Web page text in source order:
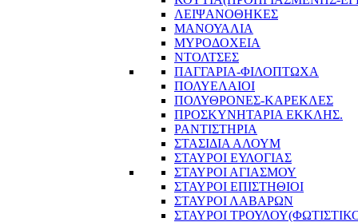
ΛΕΙΨΑΝΟΘΗΚΕΣ
ΜΑΝΟΥΑΛΙΑ
ΜΥΡΟΔΟΧΕΙΑ
ΝΤΟΛΤΣΕΣ
ΠΑΓΓΑΡΙΑ-ΦΙΛΟΠΤΩΧΑ
ΠΟΛΥΕΛΑΙΟΙ
ΠΟΛΥΘΡΟΝΕΣ-ΚΑΡΕΚΛΕΣ
ΠΡΟΣΚΥΝΗΤΑΡΙΑ ΕΚΚΛΗΣ.
ΡΑΝΤΙΣΤΗΡΙΑ
ΣΤΑΣΙΔΙΑ ΑΛΟΥΜ
ΣΤΑΥΡΟΙ ΕΥΛΟΓΙΑΣ
ΣΤΑΥΡΟΙ ΑΓΙΑΣΜΟΥ
ΣΤΑΥΡΟΙ ΕΠΙΣΤΗΘΙΟΙ
ΣΤΑΥΡΟΙ ΛΑΒΑΡΩΝ
ΣΤΑΥΡΟΙ